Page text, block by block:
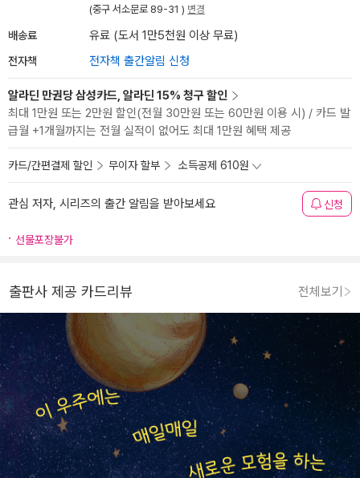
(중구 서소문로 89-31 ) 변경
배송료 유료 (도서 1만5천원 이상 무료)
전자책 전자책 출간알림 신청
알라딘 만권당 삼성카드, 알라딘 15% 청구 할인
최대 1만원 또는 2만원 할인(전월 30만원 또는 60만원 이용 시) / 카드 발
급월 +1개월까지는 전월 실적이 없어도 최대 1만원 혜택 제공
카드/간편결제 할인 무이자 할부 소득공제 610원
관심 저자, 시리즈의 출간 알림을 받아보세요 신청
선물포장불가
출판사 제공 카드리뷰 전체보기